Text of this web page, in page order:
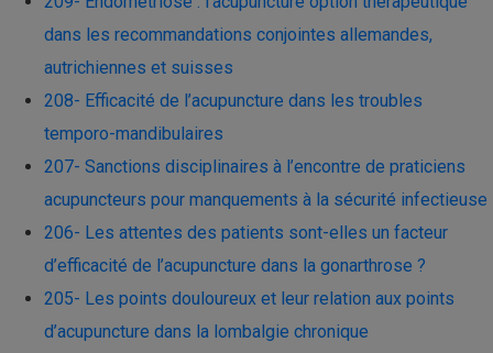
dans les recommandations conjointes allemandes,
autrichiennes et suisses
208- Efficacité de l’acupuncture dans les troubles
temporo-mandibulaires
207- Sanctions disciplinaires à l’encontre de praticiens
acupuncteurs pour manquements à la sécurité infectieuse
206- Les attentes des patients sont-elles un facteur
d’efficacité de l’acupuncture dans la gonarthrose ?
205- Les points douloureux et leur relation aux points
d’acupuncture dans la lombalgie chronique